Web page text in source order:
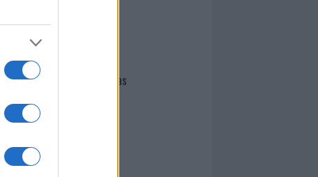
I nostri cari
Giovannimaria Cabras